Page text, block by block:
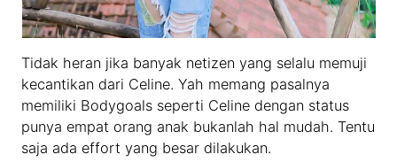
Tidak heran jika banyak netizen yang selalu memuji
kecantikan dari Celine. Yah memang pasalnya
memiliki Bodygoals seperti Celine dengan status
punya empat orang anak bukanlah hal mudah. Tentu
saja ada effort yang besar dilakukan.